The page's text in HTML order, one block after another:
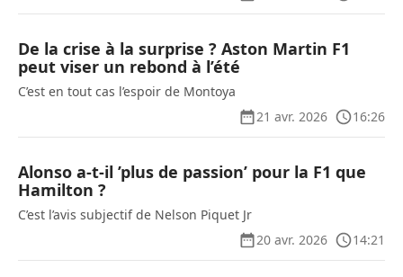
De la crise à la surprise ? Aston Martin F1
peut viser un rebond à l’été
C’est en tout cas l’espoir de Montoya
21 avr. 2026
16:26
Alonso a-t-il ’plus de passion’ pour la F1 que
Hamilton ?
C’est l’avis subjectif de Nelson Piquet Jr
20 avr. 2026
14:21